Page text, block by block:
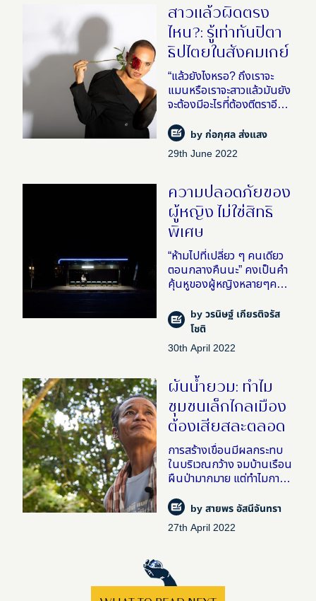
สาวแล้วผิดตรง
ไหน?: รู้เท่าทันปิตา
ธิปไตยในสังคมเกย์
“แล้วยังไงหรอ? ถึงเราจะ
แมนหรือเราจะสาวแล้วมันยัง
จะต้องมีอะไรที่ต้องตีตราอีก
อีกทีอย่างงั้นหรอ? เรารู้สึก
ว่ามันไม่จำเป็น” พัดชา – ชนุ
ดม สุขสถิตย์ ศิลปิน�
byก่อกุศล ส่งแสง
29th June 2022
ความปลอดภัยของ
ผู้หญิง ไม่ใช่สิทธิ
พิเศษ
“ห้ามไปที่เปลี่ยว ๆ คนเดียว
ตอนกลางคืนนะ” คงเป็นคำ
คุ้นหูของผู้หญิงหลายๆคนที่
ทำไมเราต้องอยู่ด้วยความ
ระแวงล่ะ?! ไม่ว่าใกล้ไกล หรือ
ไม่ใช่ว่ามีแสงไม่มีแสง
byวรนิษฐ์ เกียรติจรัส
โชติ
30th April 2022
ผันน้ำยวม: ทำไม
ชุมชนเล็กไกลเมือง
ต้องเสียสละตลอด
การสร้างเขื่อนมีผลกระทบ
ในบริเวณกว้าง จมบ้านเรือน
ผืนป่ามากมาย แต่ทำไมการ
หรือระดับชาติถึงเป็นการ
ตัดสินใจของคนเมือง และ
เหลือไว้เพียงความรู้สึกตก
byสายพร อัสนีจันทรา
27th April 2022